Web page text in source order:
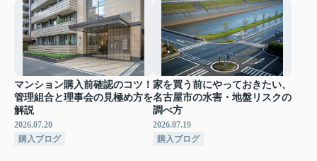
マンション購入前確認のコツ！
管理組合と理事会の見極め方を
解説
2026.07.20
購入ブログ
家を買う前にやっておきたい、
名古屋市の水害・地盤リスクの
調べ方
2026.07.19
購入ブログ